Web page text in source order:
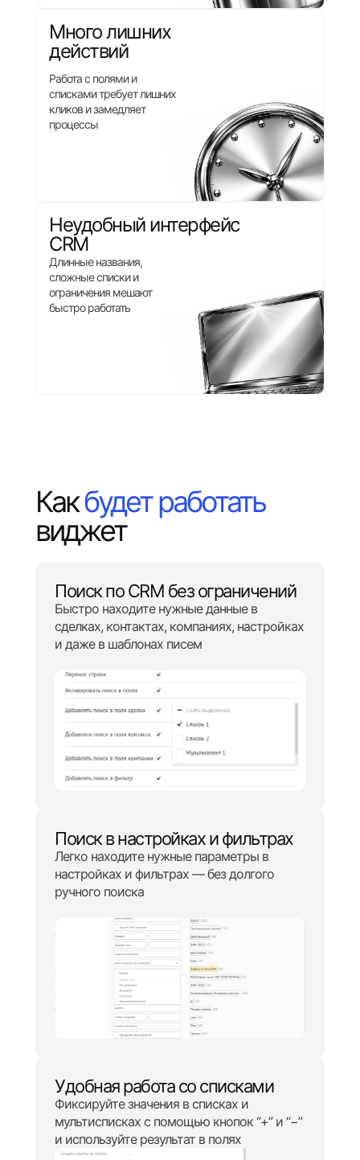
Много лишних
действий
Работа с полями и
списками требует лишних
кликов и замедляет
процессы
Неудобный интерфейс
CRM
Длинные названия,
сложные списки и
ограничения мешают
быстро работать
Какбудет работать
виджет
Поиск по CRM без ограничений
Быстро находите нужные данные в
сделках, контактах, компаниях, настройках
и даже в шаблонах писем
Поиск в настройках и фильтрах
Легко находите нужные параметры в
настройках и фильтрах — без долгого
ручного поиска
Удобная работа со списками
Фиксируйте значения в списках и
мультисписках с помощью кнопок “+” и “−”
и используйте результат в полях